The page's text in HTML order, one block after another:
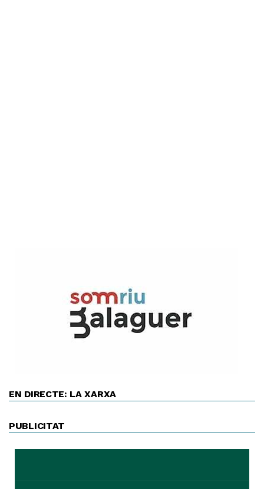
EN DIRECTE: LA XARXA
PUBLICITAT